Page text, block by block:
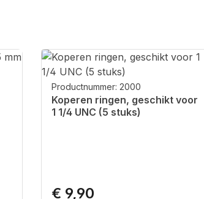
Productnummer: 2000
Koperen ringen, geschikt voor
1 1/4 UNC (5 stuks)
Normale prijs:
€ 9,90